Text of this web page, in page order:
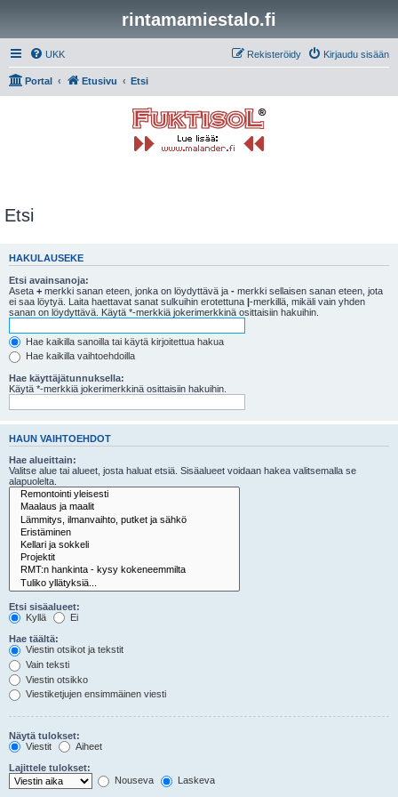
rintamamiestalo.fi
UKK Kirjaudu sisään
Rekisteröidy
Portal Etusivu Etsi
Etsi
HAKULAUSEKE
Etsi avainsanoja:
Aseta + merkki sanan eteen, jonka on löydyttävä ja - merkki sellaisen sanan eteen, jota
ei saa löytyä. Laita haettavat sanat sulkuihin erotettuna |-merkillä, mikäli vain yhden
sanan on löydyttävä. Käytä *-merkkiä jokerimerkkinä osittaisiin hakuihin.
Hae kaikilla sanoilla tai käytä kirjoitettua hakua
Hae kaikilla vaihtoehdoilla
Hae käyttäjätunnuksella:
Käytä *-merkkiä jokerimerkkinä osittaisiin hakuihin.
HAUN VAIHTOEHDOT
Hae alueittain:
Valitse alue tai alueet, josta haluat etsiä. Sisäalueet voidaan hakea valitsemalla se
alapuolelta.
Etsi sisäalueet:
Kyllä
Ei
Hae täältä:
Viestin otsikot ja tekstit
Vain teksti
Viestin otsikko
Viestiketjujen ensimmäinen viesti
Näytä tulokset:
Viestit
Aiheet
Lajittele tulokset:
Nouseva
Laskeva